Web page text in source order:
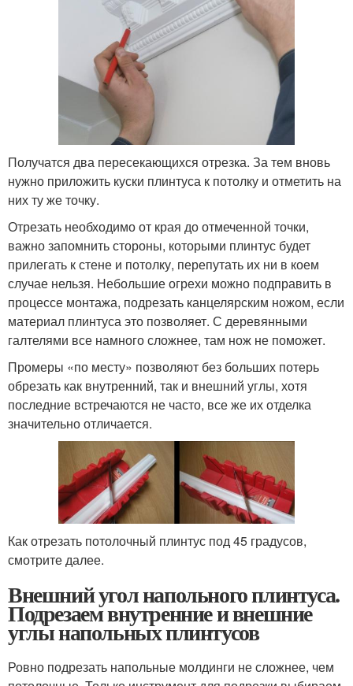
Получатся два пересекающихся отрезка. За тем вновь
нужно приложить куски плинтуса к потолку и отметить на
них ту же точку.
Отрезать необходимо от края до отмеченной точки,
важно запомнить стороны, которыми плинтус будет
прилегать к стене и потолку, перепутать их ни в коем
случае нельзя. Небольшие огрехи можно подправить в
процессе монтажа, подрезать канцелярским ножом, если
материал плинтуса это позволяет. С деревянными
галтелями все намного сложнее, там нож не поможет.
Промеры «по месту» позволяют без больших потерь
обрезать как внутренний, так и внешний углы, хотя
последние встречаются не часто, все же их отделка
значительно отличается.
Как отрезать потолочный плинтус под 45 градусов,
смотрите далее.
Внешний угол напольного плинтуса.
Подрезаем внутренние и внешние
углы напольных плинтусов
Ровно подрезать напольные молдинги не сложнее, чем